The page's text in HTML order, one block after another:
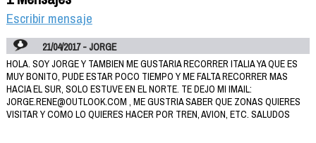
Escribir mensaje
21/04/2017 - JORGE
HOLA. SOY JORGE Y TAMBIEN ME GUSTARIA RECORRER ITALIA YA QUE ES
MUY BONITO, PUDE ESTAR POCO TIEMPO Y ME FALTA RECORRER MAS
HACIA EL SUR, SOLO ESTUVE EN EL NORTE. TE DEJO MI IMAIL:
JORGE.RENE@OUTLOOK.COM , ME GUSTRIA SABER QUE ZONAS QUIERES
VISITAR Y COMO LO QUIERES HACER POR TREN, AVION, ETC. SALUDOS